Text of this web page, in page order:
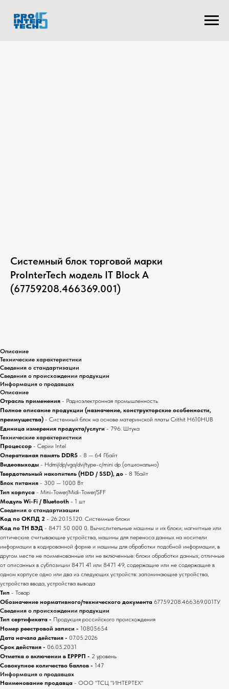
Системный блок торговой марки
ProInterTech модель IT Block А
(67759208.466369.001)
Описание
Технические характеристики
Сведения о стандартизации
Сведения о происхождении продукции
Информация о продавцах
Описание
Отрасль применения - Радиоэлектронная промышленность
Полное описание продукции (назначение, конструкторские особенности,
преимущества) - Системный блок на основе материнской платы Crithit H610HUB
Единица измерения продукта/услуги - 796. Штука
Технические характеристики
Процессор - Серии Intel
Оперативная память DDR5 - 8 — 64 Гбайт
Видеовыходы - Hdmi/dp/vga/dvi/type-c/mini dp (опционально)
Твердотельный накопитель (HDD / SSD), до - 8 Тбайт
Блок питания - 300 — 1000 Вт
Тип корпуса - Mini-Tower/Midi-Tower/SFF
Модуль Wi-Fi / Bluetooth - 1 шт
Сведения о стандартизации
Код по ОКПД 2 - 26.20.15.120. Системные блоки
Код по ТН ВЭД - 8471 50 000 0. Вычислительные машины и их блоки; магнитные или
оптические считывающие устройства, машины для переноса данных на носители
информации в кодированной форме и машины для обработки подобной информации, в
другом месте не поименованные или не включенные: блоки обработки данных, отличные
от описанных в субпозиции 8471 41 или 8471 49, содержащие или не содержащие в
одном корпусе одно или два из следующих устройств: запоминающие устройства,
устройства ввода, устройства вывода
Тип - Товар
Обозначение нормативного/технического документа 67759208.466369.001ТУ
Сведения о происхождении продукции
Тип сертификата - Продукция российского происхождения
Номер реестровой записи - 10805654
Дата начала действия - 07.05.2026
Срок действия - 06.05.2031
Отметка о включении в ЕРРРП - 2 уровень
Совокупное количество баллов - 147
Информация о продавцах
Наименование продавца - ООО "ТСЦ "ИНТЕРТЕХ"
Мы на маркетплейсах
Вы можете приобрести нашу продукцию
не только на нашем сайте, но и на
ведущих маркетплейсах Wildberries и